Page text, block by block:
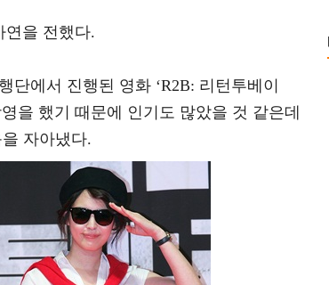
연을 전했다.
단에서 진행된 영화 ‘R2B: 리턴투베이
을 했기 때문에 인기도 많았을 것 같은데
자아냈다.